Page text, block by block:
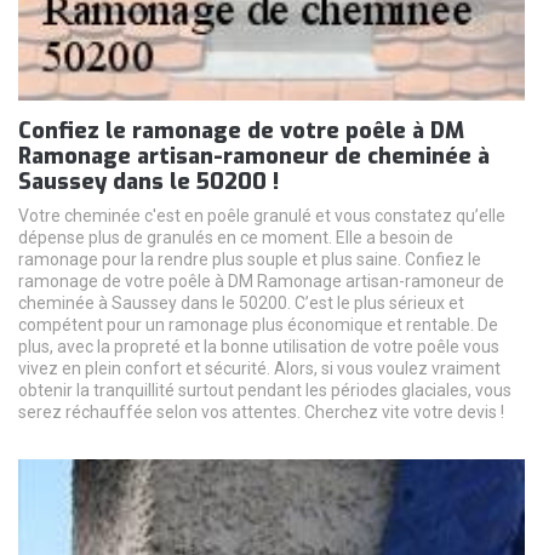
Confiez le ramonage de votre poêle à DM
Ramonage artisan-ramoneur de cheminée à
Saussey dans le 50200 !
Votre cheminée c'est en poêle granulé et vous constatez qu’elle
dépense plus de granulés en ce moment. Elle a besoin de
ramonage pour la rendre plus souple et plus saine. Confiez le
ramonage de votre poêle à DM Ramonage artisan-ramoneur de
cheminée à Saussey dans le 50200. C’est le plus sérieux et
compétent pour un ramonage plus économique et rentable. De
plus, avec la propreté et la bonne utilisation de votre poêle vous
vivez en plein confort et sécurité. Alors, si vous voulez vraiment
obtenir la tranquillité surtout pendant les périodes glaciales, vous
serez réchauffée selon vos attentes. Cherchez vite votre devis !